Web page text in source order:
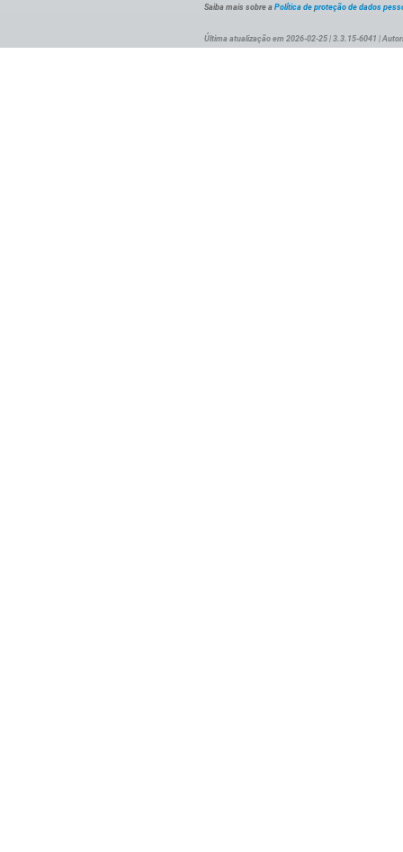
Saiba mais sobre a Política de proteção de dados
Última atualização em 2026-02-25 | 3.3.15-6041 |